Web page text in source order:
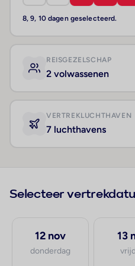
8, 9, 10 dagen geselecteerd.
REISGEZELSCHAP
2 volwassenen
VERTREKLUCHTHAVEN
7 luchthavens
Selecteer
12 nov
donderdag
13